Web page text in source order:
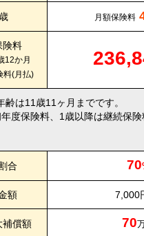
月額保険料
険料
12か月
料(月払)
齢は11歳11ヶ月までです。
度保険料、1歳以降は継続保
合 70
額 7,000
補償額 70